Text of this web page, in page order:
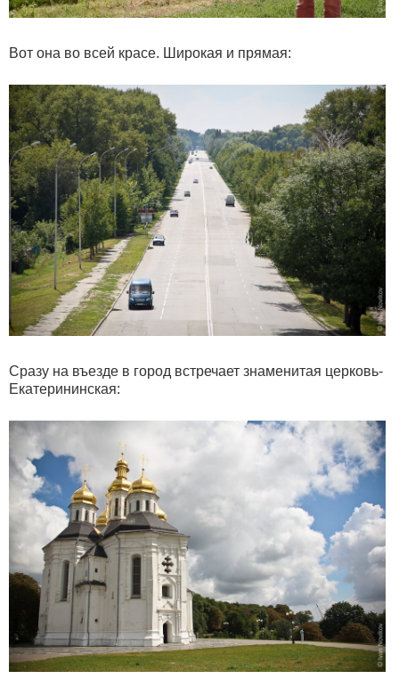
Вот она во всей красе. Широкая и прямая:
Сразу на въезде в город встречает знаменитая церковь-
Екатерининская: